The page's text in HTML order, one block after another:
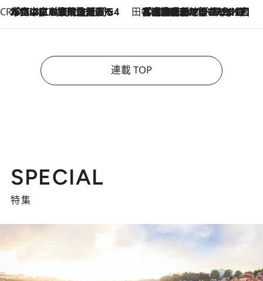
CREA'S CHOICE
2026.8.7
「立川にも歌舞伎があるんだよ」 片岡仁左衛門・市川中車ら豪華座組みで4年目の立川立飛歌舞伎へ 田中稲の勝手に再ブーム
2026.8.7
「湘南乃風に憧れて」観客大盛上がりの“タオル回し”に、ラッパー顔負けの高速歌唱まで…さだまさし（74）のアグレッシブすぎる現在地
連載 TOP
SPECIAL
特集